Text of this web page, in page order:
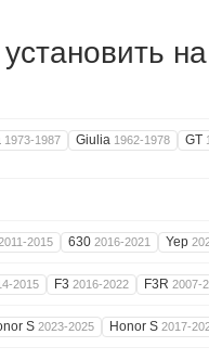
1973-1987 Giulia 1962-1978 GT
2015 630 2016-2021 Yep
2015 F3 2016-2022 F3R 2007-
S 2023-2025 Honor S 2017-